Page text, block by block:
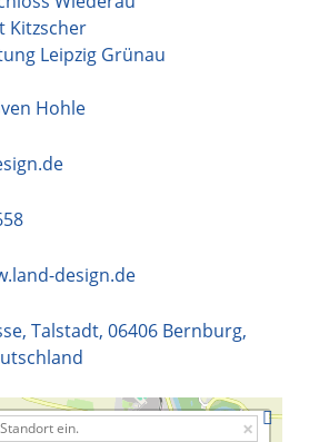
Kitzscher
Leipzig Grünau
Hohle
design.de
Talstadt, 06406 Bernburg,